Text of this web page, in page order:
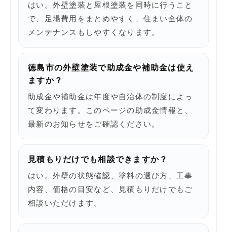
はい。外壁塗装と屋根塗装を同時に行うこと
で、足場費用をまとめやすく、住まい全体の
メンテナンスもしやすくなります。
徳島市の外壁塗装で助成金や補助金は使え
ますか？
助成金や補助金は年度や自治体の制度によっ
て変わります。このページの助成金情報と、
最新のお知らせをご確認ください。
見積もりだけでも相談できますか？
はい。外壁の状態確認、塗料の選び方、工事
内容、価格の目安など、見積もりだけでもご
相談いただけます。